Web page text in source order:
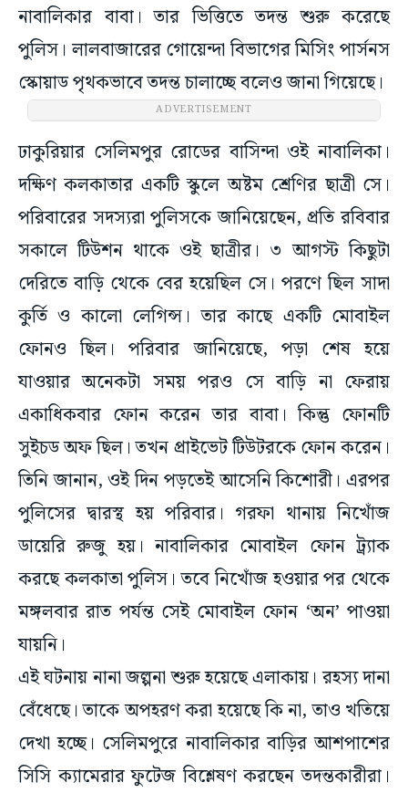
নাবালিকার বাবা। তার ভিত্তিতে তদন্ত শুরু করেছে
পুলিস। লালবাজারের গোয়েন্দা বিভাগের মিসিং পার্সনস
স্কোয়াড পৃথকভাবে তদন্ত চালাচ্ছে বলেও জানা গিয়েছে।
ADVERTISEMENT
ঢাকুরিয়ার সেলিমপুর রোডের বাসিন্দা ওই নাবালিকা।
দক্ষিণ কলকাতার একটি স্কুলে অষ্টম শ্রেণির ছাত্রী সে।
পরিবারের সদস্যরা পুলিসকে জানিয়েছেন, প্রতি রবিবার
সকালে টিউশন থাকে ওই ছাত্রীর। ৩ আগস্ট কিছুটা
দেরিতে বাড়ি থেকে বের হয়েছিল সে। পরণে ছিল সাদা
কুর্তি ও কালো লেগিন্স। তার কাছে একটি মোবাইল
ফোনও ছিল। পরিবার জানিয়েছে, পড়া শেষ হয়ে
যাওয়ার অনেকটা সময় পরও সে বাড়ি না ফেরায়
একাধিকবার ফোন করেন তার বাবা। কিন্তু ফোনটি
সুইচড অফ ছিল। তখন প্রাইভেট টিউটরকে ফোন করেন।
তিনি জানান, ওই দিন পড়তেই আসেনি কিশোরী। এরপর
পুলিসের দ্বারস্থ হয় পরিবার। গরফা থানায় নিখোঁজ
ডায়েরি রুজু হয়। নাবালিকার মোবাইল ফোন ট্র্যাক
করছে কলকাতা পুলিস। তবে নিখোঁজ হওয়ার পর থেকে
মঙ্গলবার রাত পর্যন্ত সেই মোবাইল ফোন ‘অন’ পাওয়া
যায়নি।
এই ঘটনায় নানা জল্পনা শুরু হয়েছে এলাকায়। রহস্য দানা
বেঁধেছে। তাকে অপহরণ করা হয়েছে কি না, তাও খতিয়ে
দেখা হচ্ছে। সেলিমপুরে নাবালিকার বাড়ির আশপাশের
সিসি ক্যামেরার ফুটেজ বিশ্লেষণ করছেন তদন্তকারীরা।